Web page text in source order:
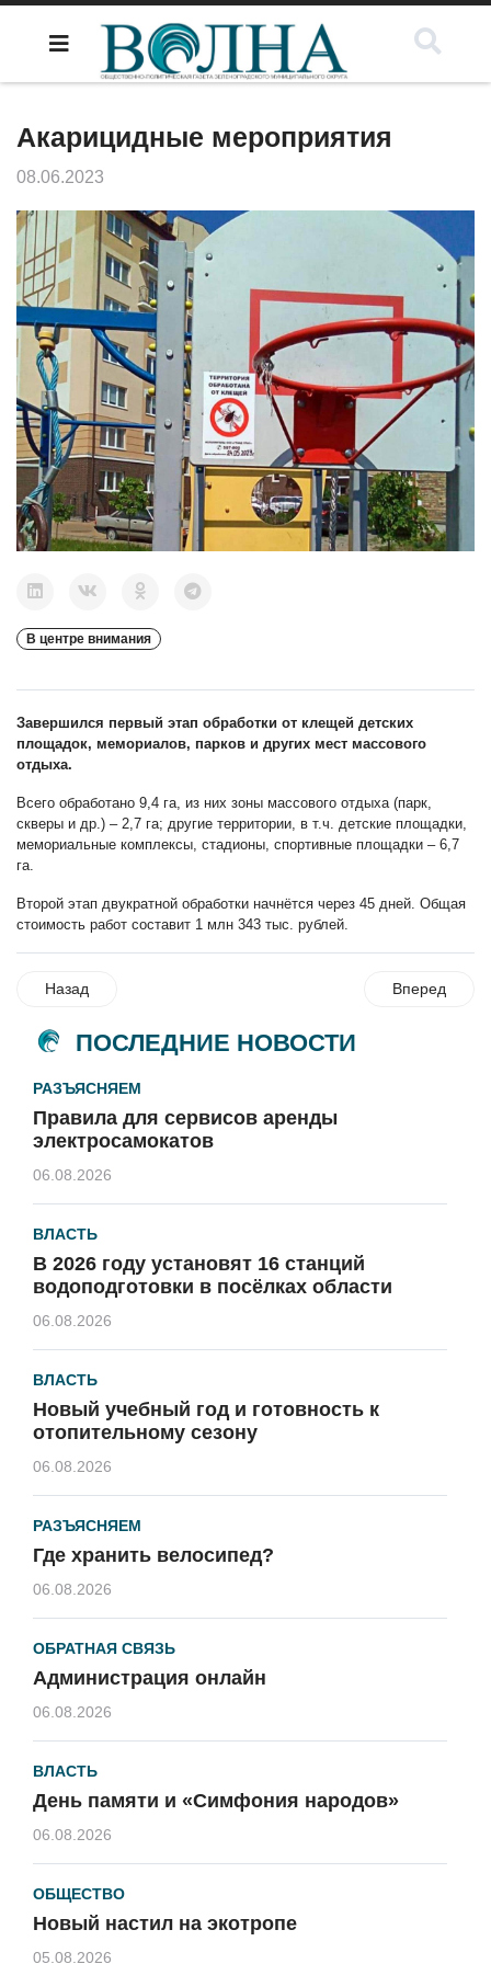
Акарицидные мероприятия
08.06.2023
В центре внимания
Завершился первый этап обработки от клещей детских
площадок, мемориалов, парков и других мест массового
отдыха.
Всего обработано 9,4 га, из них зоны массового отдыха (парк,
скверы и др.) – 2,7 га; другие территории, в т.ч. детские площадки,
мемориальные комплексы, стадионы, спортивные площадки – 6,7
га.
Второй этап двукратной обработки начнётся через 45 дней. Общая
стоимость работ составит 1 млн 343 тыс. рублей.
Назад Вперед
ПОСЛЕДНИЕ НОВОСТИ
РАЗЪЯСНЯЕМ
Правила для сервисов аренды
электросамокатов
06.08.2026
ВЛАСТЬ
В 2026 году установят 16 станций
водоподготовки в посёлках области
06.08.2026
ВЛАСТЬ
Новый учебный год и готовность к
отопительному сезону
06.08.2026
РАЗЪЯСНЯЕМ
Где хранить велосипед?
06.08.2026
ОБРАТНАЯ СВЯЗЬ
Администрация онлайн
06.08.2026
ВЛАСТЬ
День памяти и «Симфония народов»
06.08.2026
ОБЩЕСТВО
Новый настил на экотропе
05.08.2026